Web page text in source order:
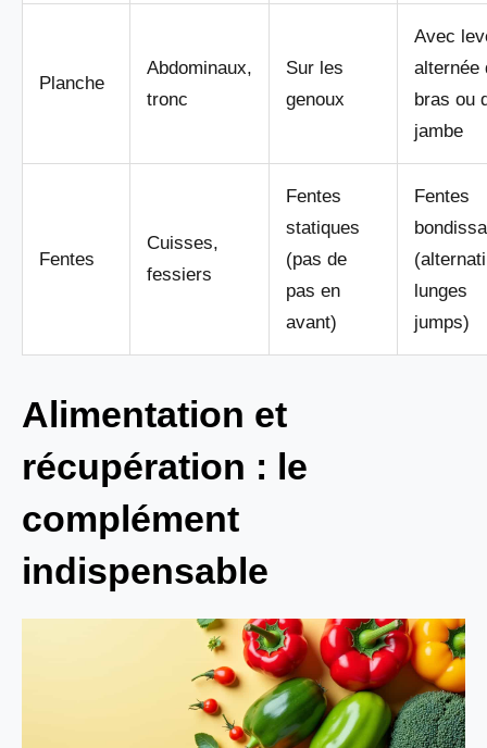
Planche
Abdominaux,
tronc
Sur les
genoux
Avec
alternée
bras ou
jambe
Fentes
Cuisses,
fessiers
Fentes
statiques
(pas de
pas en
avant)
Fentes
lunges
jumps)
Alimentation et
récupération : le
complément
indispensable